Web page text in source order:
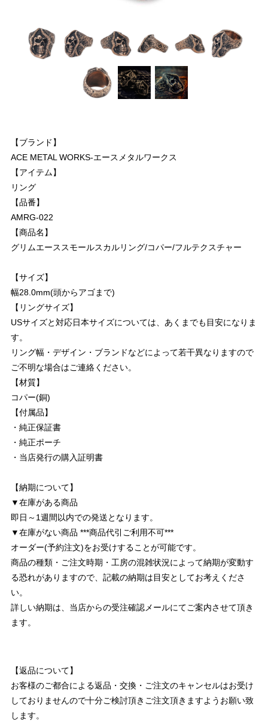
【ブランド】
ACE METAL WORKS-エースメタルワークス
【アイテム】
リング
【品番】
AMRG-022
【商品名】
グリムエーススモールスカルリング/コパー/フルテクスチャー
【サイズ】
幅28.0mm(頭からアゴまで)
【リングサイズ】
USサイズと対応日本サイズについては、あくまでも目安になりま
す。
リング幅・デザイン・ブランドなどによって若干異なりますので
ご不明な場合はご連絡ください。
【材質】
コパー(銅)
【付属品】
・純正保証書
・純正ポーチ
・当店発行の購入証明書
【納期について】
▼在庫がある商品
即日～1週間以内での発送となります。
▼在庫がない商品 ***商品代引ご利用不可***
オーダー(予約注文)をお受けすることが可能です。
商品の種類・ご注文時期・工房の混雑状況によって納期が変動す
る恐れがありますので、記載の納期は目安としてお考えくださ
い。
詳しい納期は、当店からの受注確認メールにてご案内させて頂き
ます。
【返品について】
お客様のご都合による返品・交換・ご注文のキャンセルはお受け
しておりませんので十分ご検討頂きご注文頂きますようお願い致
します。